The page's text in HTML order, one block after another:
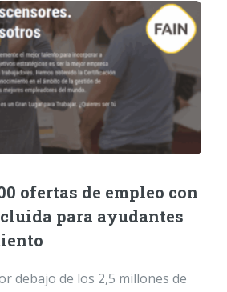
ofertas de empleo con
para ayudantes
debajo de los 2,5 millones de